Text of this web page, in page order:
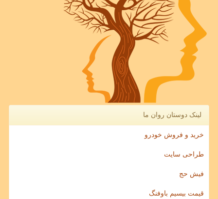
لینک دوستان روان ما
خرید و فروش خودرو
طراحی سایت
فیش حج
قیمت بیسیم باوفنگ